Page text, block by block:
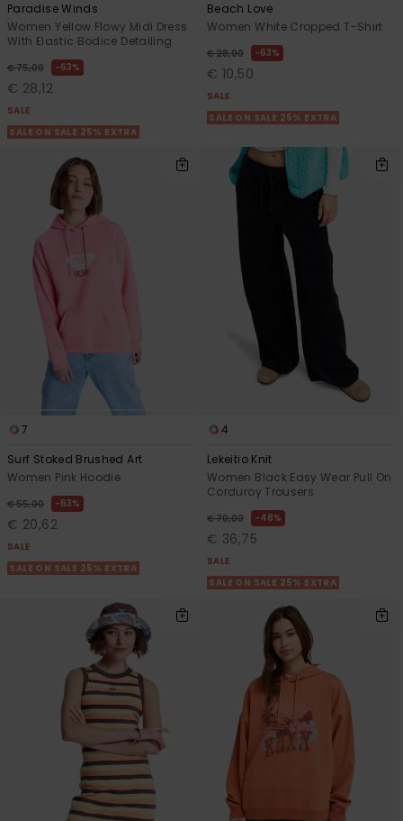
Paradise Winds
Women Yellow Flowy Midi Dress
With Elastic Bodice Detailing
€ 75,00 63%
€ 28,12
SALE
SALE ON SALE 25% EXTRA
Beach Love
Women White Cropped T-Shirt
€ 28,00 63%
€ 10,50
SALE
SALE ON SALE 25% EXTRA
7
Surf Stoked Brushed Art
Women Pink Hoodie
€ 55,00 63%
€ 20,62
SALE
SALE ON SALE 25% EXTRA
4
Lekeitio Knit
Women Black Easy Wear Pull On
Corduroy Trousers
€ 70,00 48%
€ 36,75
SALE
SALE ON SALE 25% EXTRA